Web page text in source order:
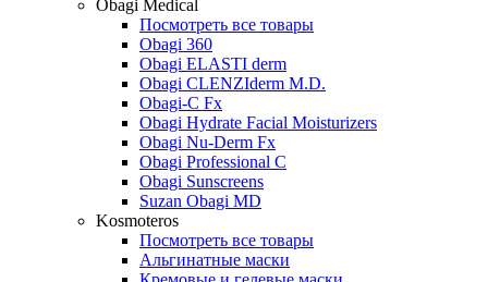
Obagi Medical
Посмотреть все товары
Obagi 360
Obagi ELASTI derm
Obagi CLENZIderm M.D.
Obagi-C Fx
Obagi Hydrate Facial Moisturizers
Obagi Nu-Derm Fx
Obagi Professional C
Obagi Sunscreens
Suzan Obagi MD
Kosmoteros
Посмотреть все товары
Альгинатные маски